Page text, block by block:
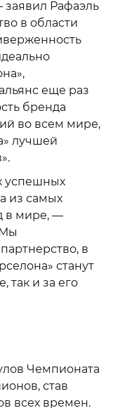
заявил Рафаэль
в области
еще раз
бренда
во всем мире,
лучшей
успешных
из самых
в мире, —
в
станут
так и за его
Чемпионата
став
всех времен.